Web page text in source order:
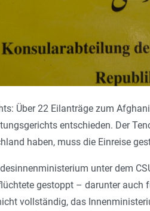
Über 22 Eil­an­träge zum
entschieden. Der
haben, muss die Einreise
unter dem
gestoppt – darunter
vollständig, das